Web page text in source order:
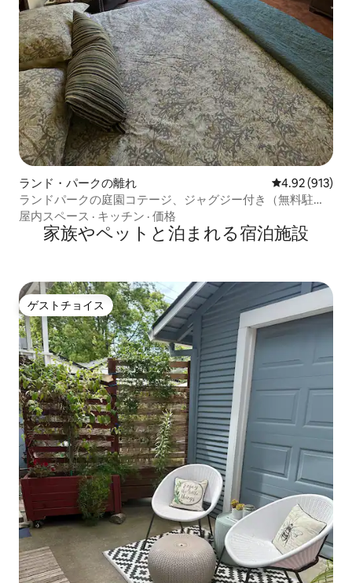
ランド・パークの離れ レビュー913
4.92 (913)
ランドパークの庭園コテージ、ジャグジー付き（無料駐車
場付き）
屋内スペース · キッチン · 価格
家族やペットと泊まれる宿泊施設
ゲストチョイス
ゲストチョイス